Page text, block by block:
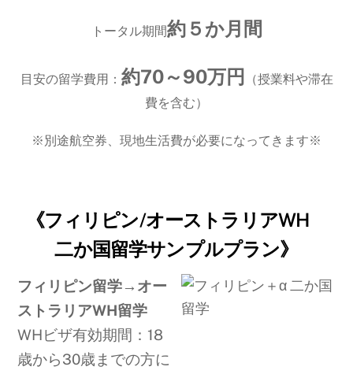
トータル期間約５か月間
目安の留学費用： 約70～90万円
（授業料や滞在
費を含む）
※別途航空券、現地生活費が必要になってきます※
《フィリピン/オーストラリアWH
二か国留学サンプルプラン》
フィリピン留学→オー
ストラリアWH留学
WHビザ有効期間：18
歳から30歳までの方に